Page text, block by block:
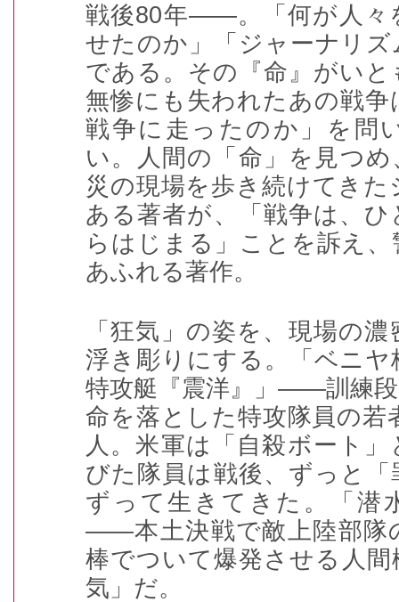
戦後80年――。「何が人々
せたのか」「ジャーナリ
である。その『命』がい
無惨にも失われたあの戦
戦争に走ったのか」を問
い。人間の「命」を見つ
災の現場を歩き続けてき
ある著者が、「戦争は、
らはじまる」ことを訴え
あふれる著作。
「狂気」の姿を、現場の
浮き彫りにする。「ベニ
特攻艇『震洋』」――訓練
命を落とした特攻隊員の若
人。米軍は「自殺ボート
びた隊員は戦後、ずっと
ずって生きてきた。「潜
――本土決戦で敵上陸部隊
棒でついて爆発させる人
気」だ。